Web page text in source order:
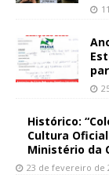
Histórico:
Cultura
Ministério da
23 de fevereiro de